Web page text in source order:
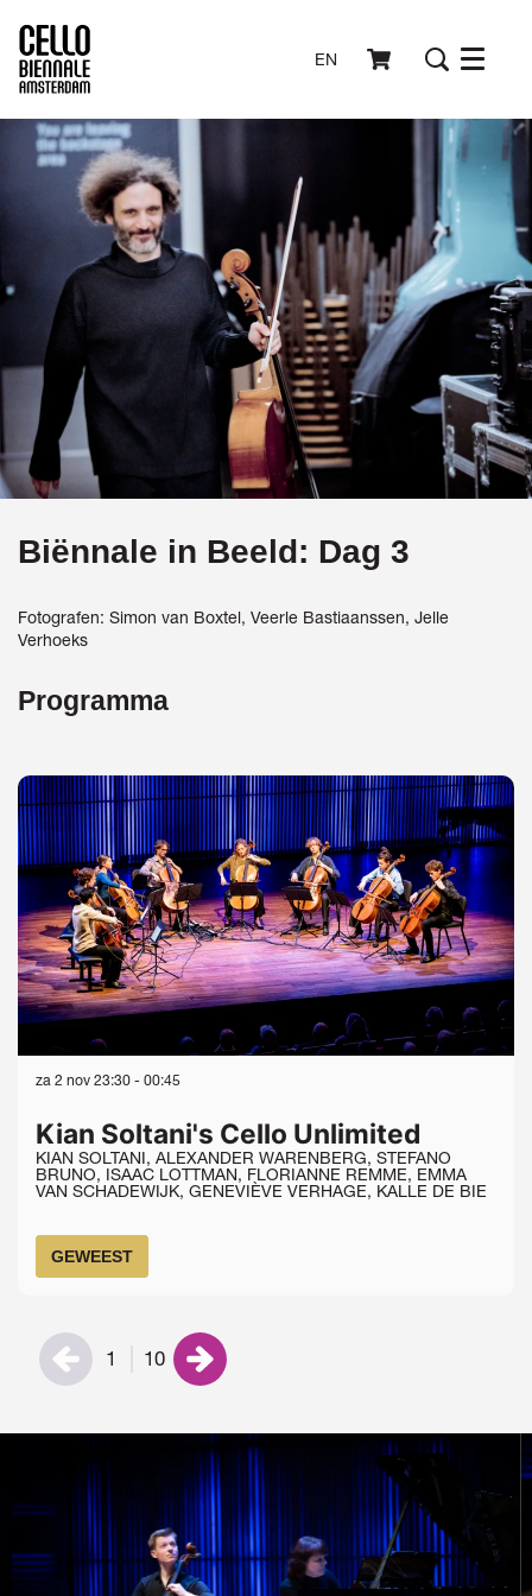
EN Menu
Biënnale in Beeld: Dag 3
Fotografen: Simon van Boxtel, Veerle Bastiaanssen, Jelle
Verhoeks
Programma
Kian Soltani's Cello Unlimited
KIAN SOLTANI, ALEXANDER WARENBERG, STEFANO
BRUNO, ISAAC LOTTMAN, FLORIANNE REMME, EMMA
VAN SCHADEWIJK, GENEVIÈVE VERHAGE, KALLE DE BIE
za 2 nov 23:30 - 00:45
GEWEEST
1 10
Inzoomen
Inzoomen